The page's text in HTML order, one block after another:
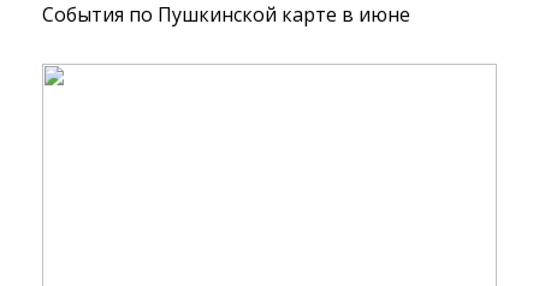
События по Пушкинской карте в июне